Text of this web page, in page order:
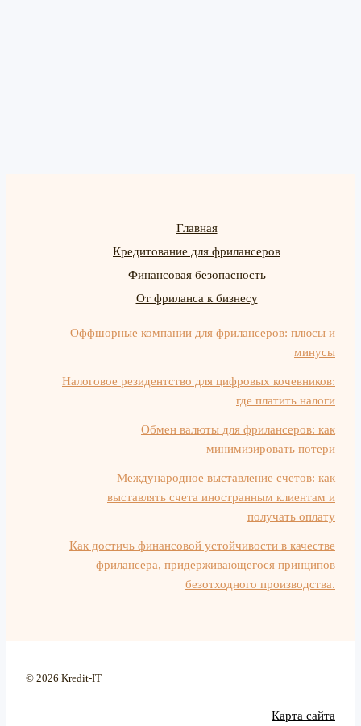
Главная
Кредитование для фрилансеров
Финансовая безопасность
От фриланса к бизнесу
Оффшорные компании для фрилансеров: плюсы и
минусы
Налоговое резидентство для цифровых кочевников:
где платить налоги
Обмен валюты для фрилансеров: как
минимизировать потери
Международное выставление счетов: как
выставлять счета иностранным клиентам и
получать оплату
Как достичь финансовой устойчивости в качестве
фрилансера, придерживающегося принципов
безотходного производства.
© 2026 Kredit-IT
Карта сайта